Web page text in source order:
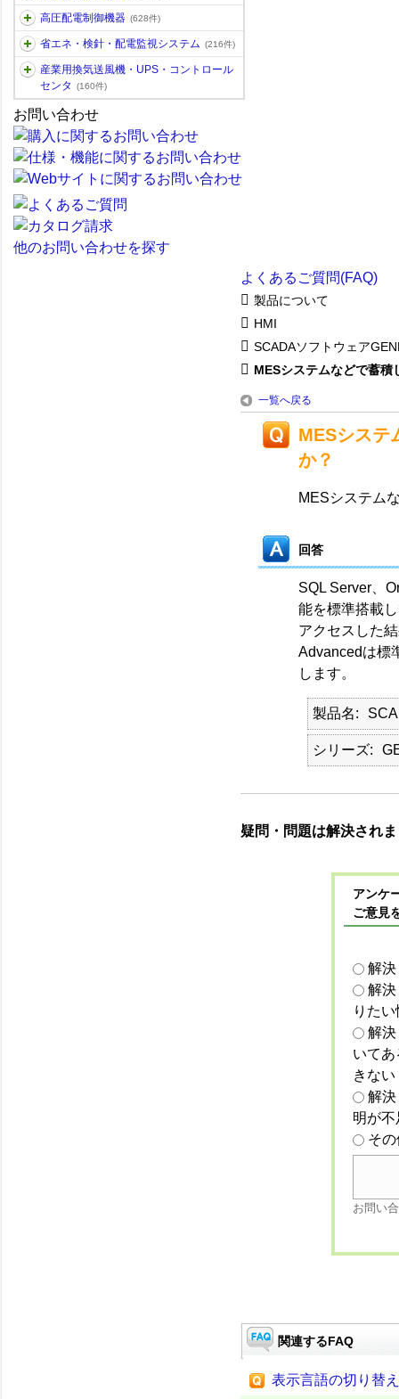
高圧配電制御機器 (628件)
省エネ・検針・配電監視システム (216件)
産業用換気送風機・UPS・コントロール
センタ
(160件)
お問い合わせ
他のお問い合わせを探す
よくあるご質問(FAQ)
製品について
HMI
SCADAソフトウェア
MESシステムなどで蓄積
一覧へ戻る
MESシステ
か？
MESシステム
回答
SQL Server、
能を標準搭載
アクセスした
Advancedは標
します。
製品名
シリーズ
疑問・問題は解決され
アンケ
ご意見
解
解
りた
解
いて
きない
解
明が
そ
お問い
関連するFAQ
表示言語の切り替